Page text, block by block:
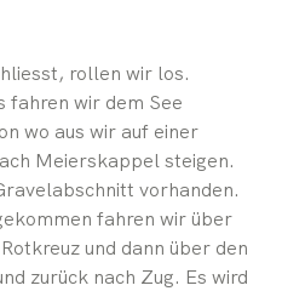
rollen wir los.
fahren wir dem See
wo aus wir auf einer
Meierskappel steigen.
vorhanden.
fahren wir über
und dann über den
zurück nach Zug. Es wird